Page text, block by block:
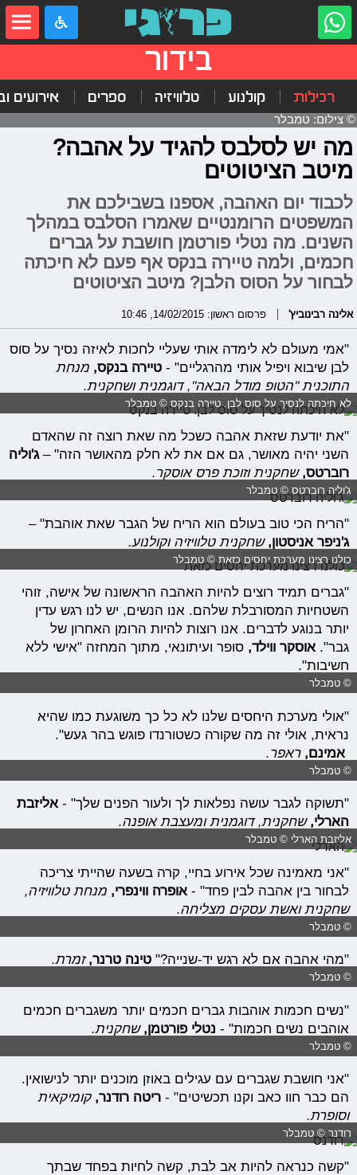
בידור
רכילות קולנוע טלוויזיה ספרים אירועים
© צילום: טמבלר
מה יש לסלבס להגיד על אהבה?
מיטב הציטוטים
לכבוד יום האהבה, אספנו בשבילכם את
המשפטים הרומנטיים שאמרו הסלבס במהלך
השנים. מה נטלי פורטמן חושבת על גברים
חכמים, ולמה טיירה בנקס אף פעם לא חיכתה
לבחור על הסוס הלבן? מיטב הציטוטים
אלינה רבינוביץ' פרסום ראשון: 14/02/2015, 10:46
"אמי מעולם לא לימדה אותי שעליי לחכות לאיזה נסיך על סוס
לבן שיבוא ויפיל אותי מהרגליים" -טיירה בנקס, מנחת
התוכנית "הטופ מודל הבאה", דוגמנית ושחקנית.
לא חיכתה לנסיך על סוס לבן. טיירה בנקס © טמבלר
"את יודעת שזאת אהבה כשכל מה שאת רוצה זה שהאדם
השני יהיה מאושר, גם אם את לא חלק מהאושר הזה" –ג'וליה
רוברטס, שחקנית וזוכת פרס אוסקר.
ג'וליה רוברטס © טמבלר
"הריח הכי טוב בעולם הוא הריח של הגבר שאת אוהבת" –
ג'ניפר אניסטון, שחקנית טלוויזיה וקולנוע.
כולנו רצינו מערכת יחסים כזאת © טמבלר
"גברים תמיד רוצים להיות האהבה הראשונה של אישה, זוהי
השטחיות המסורבלת שלהם. אנו הנשים, יש לנו רגש עדין
יותר בנוגע לדברים. אנו רוצות להיות הרומן האחרון של
גבר". אוסקר ווילד, סופר ועיתונאי, מתוך המחזה "אישי ללא
חשיבות".
© טמבלר
"אולי מערכת היחסים שלנו לא כל כך משוגעת כמו שהיא
נראית, אולי זה מה שקורה כשטורנדו פוגש בהר געש".
אמינם, ראפר.
© טמבלר
"תשוקה לגבר עושה נפלאות לך ולעור הפנים שלך" - אליזבת
הארלי, שחקנית, דוגמנית ומעצבת אופנה.
אליזבת הארלי © טמבלר
"אני מאמינה שכל אירוע בחיי, קרה בשעה שהייתי צריכה
לבחור בין אהבה לבין פחד" -אופרה ווינפרי, מנחת טלוויזיה,
שחקנית ואשת עסקים מצליחה.
© טמבלר
"מהי אהבה אם לא רגש יד-שנייה?" טינה טרנר,זמרת.
© טמבלר
"נשים חכמות אוהבות גברים חכמים יותר משגברים חכמים
אוהבים נשים חכמות" - נטלי פורטמן, שחקנית.
© טמבלר
"אני חושבת שגברים עם עגילים באוזן מוכנים יותר לנישואין.
הם כבר חוו כאב וקנו תכשיטים" -ריטה רודנר,קומיקאית
וסופרת.
רודנר © טמבלר
"קשה כנראה להיות אב לבת, קשה לחיות בפחד שבתך